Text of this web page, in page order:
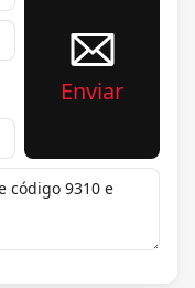
Enviar